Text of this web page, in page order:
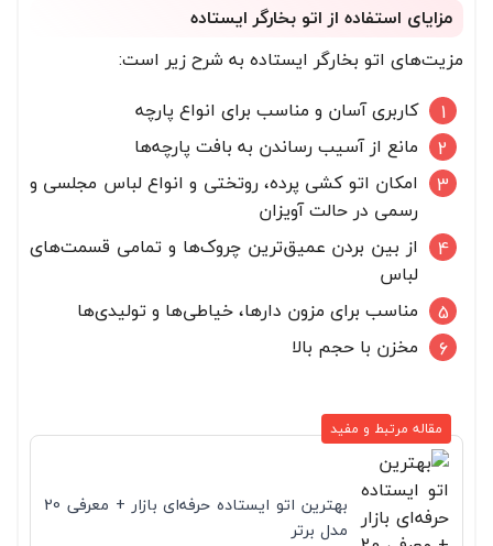
مزایای استفاده از اتو بخارگر ایستاده
مزیت‌های اتو بخارگر ایستاده به شرح زیر است:
کاربری آسان و مناسب برای انواع پارچه
مانع از آسیب رساندن به بافت پارچه‌ها
امکان اتو کشی پرده، روتختی و انواع لباس مجلسی و
رسمی در حالت آویزان
از بین بردن عمیق‌ترین چروک‌ها و تمامی قسمت‌های
لباس
مناسب برای مزون دار‌ها، خیاطی‌ها و تولیدی‌ها
مخزن با حجم بالا
مقاله مرتبط و مفید
بهترین اتو ایستاده حرفه‌ای بازار + معرفی 20
مدل برتر